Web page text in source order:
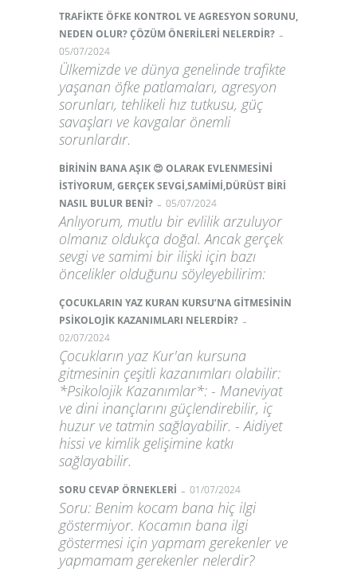
TRAFİKTE ÖFKE KONTROL VE AGRESYON SORUNU,
NEDEN OLUR? ÇÖZÜM ÖNERİLERİ NELERDİR? -
05/07/2024
Ülkemizde ve dünya genelinde trafikte
yaşanan öfke patlamaları, agresyon
sorunları, tehlikeli hız tutkusu, güç
savaşları ve kavgalar önemli
sorunlardır.
BİRİNİN BANA AŞIK 😍 OLARAK EVLENMESİNİ
İSTİYORUM, GERÇEK SEVGİ,SAMİMİ,DÜRÜST BİRİ
NASIL BULUR BENİ? - 05/07/2024
Anlıyorum, mutlu bir evlilik arzuluyor
olmanız oldukça doğal. Ancak gerçek
sevgi ve samimi bir ilişki için bazı
öncelikler olduğunu söyleyebilirim:
ÇOCUKLARIN YAZ KURAN KURSU’NA GİTMESİNİN
PSİKOLOJİK KAZANIMLARI NELERDİR? -
02/07/2024
Çocukların yaz Kur'an kursuna
gitmesinin çeşitli kazanımları olabilir:
*Psikolojik Kazanımlar*: - Maneviyat
ve dini inançlarını güçlendirebilir, iç
huzur ve tatmin sağlayabilir. - Aidiyet
hissi ve kimlik gelişimine katkı
sağlayabilir.
SORU CEVAP ÖRNEKLERİ - 01/07/2024
Soru: Benim kocam bana hiç ilgi
göstermiyor. Kocamın bana ilgi
göstermesi için yapmam gerekenler ve
yapmamam gerekenler nelerdir?